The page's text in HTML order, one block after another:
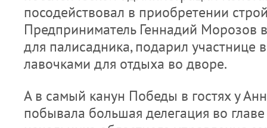
посодействовал в приобретении
Предприниматель Геннадий Морозов
для палисадника, подарил участнице
лавочками для отдыха во дворе.
А в самый канун Победы в гостях у
побывала большая делегация во